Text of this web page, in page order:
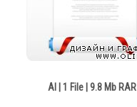
AI | 1 File | 9.8 Mb RAR